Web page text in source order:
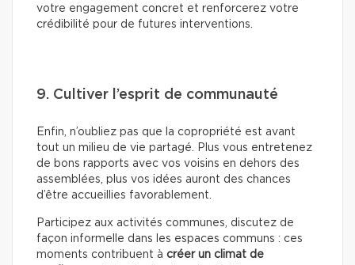
votre engagement concret et renforcerez votre
crédibilité pour de futures interventions.
9. Cultiver l’esprit de communauté
Enfin, n’oubliez pas que la copropriété est avant
tout un milieu de vie partagé. Plus vous entretenez
de bons rapports avec vos voisins en dehors des
assemblées, plus vos idées auront des chances
d’être accueillies favorablement.
Participez aux activités communes, discutez de
façon informelle dans les espaces communs : ces
moments contribuent à créer un climat de